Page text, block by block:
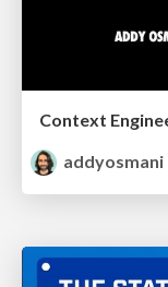
Context
addyosmani